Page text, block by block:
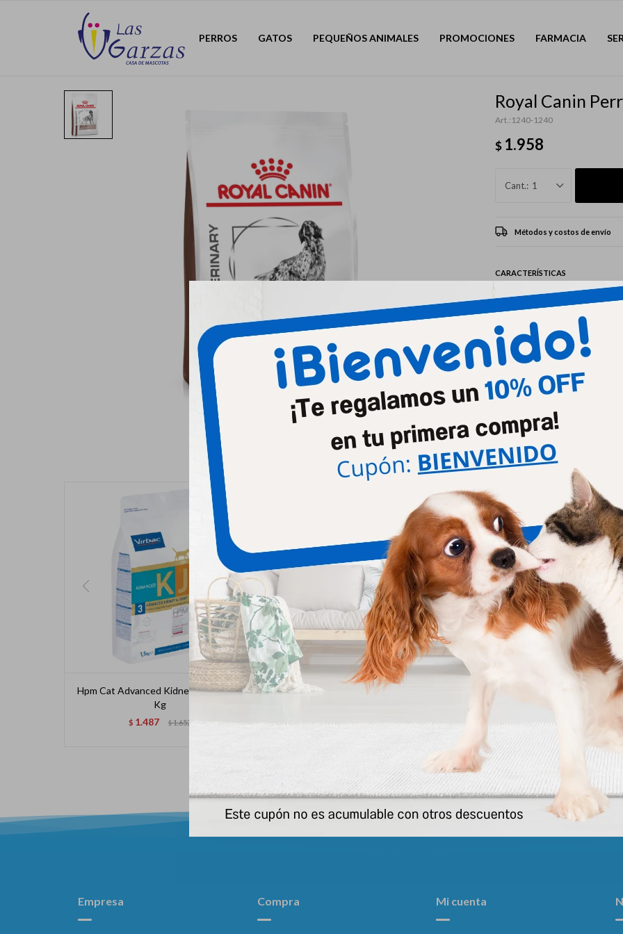
PERROS GATOS PEQUEÑOS ANIMALES PROMOCIONES FARMACIA
Royal Canin
1240-1240
$ 1.958
1
Métodos y costos de envío
CARACTERÍSTICAS
Mascota
Línea medicada
Productos que te pueden interesar
Hpm Cat Advanced Kidney & Joint 1.5
Kg
$ 1.487 $1.652
Equilibrio Gato Urinary 2 Kgs
Hills Perro I/d Digestive Care
Empresa Compra Mi cuenta